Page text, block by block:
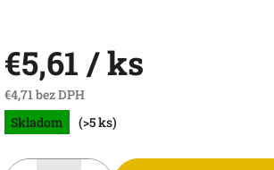
€5,61 / ks
€4,71 bez DPH
Jednotková
cena:
Skladom (>5 ks)